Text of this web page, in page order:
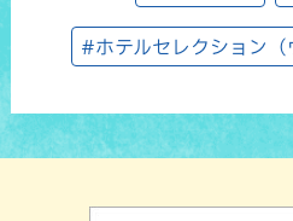
#ホテルセレクション